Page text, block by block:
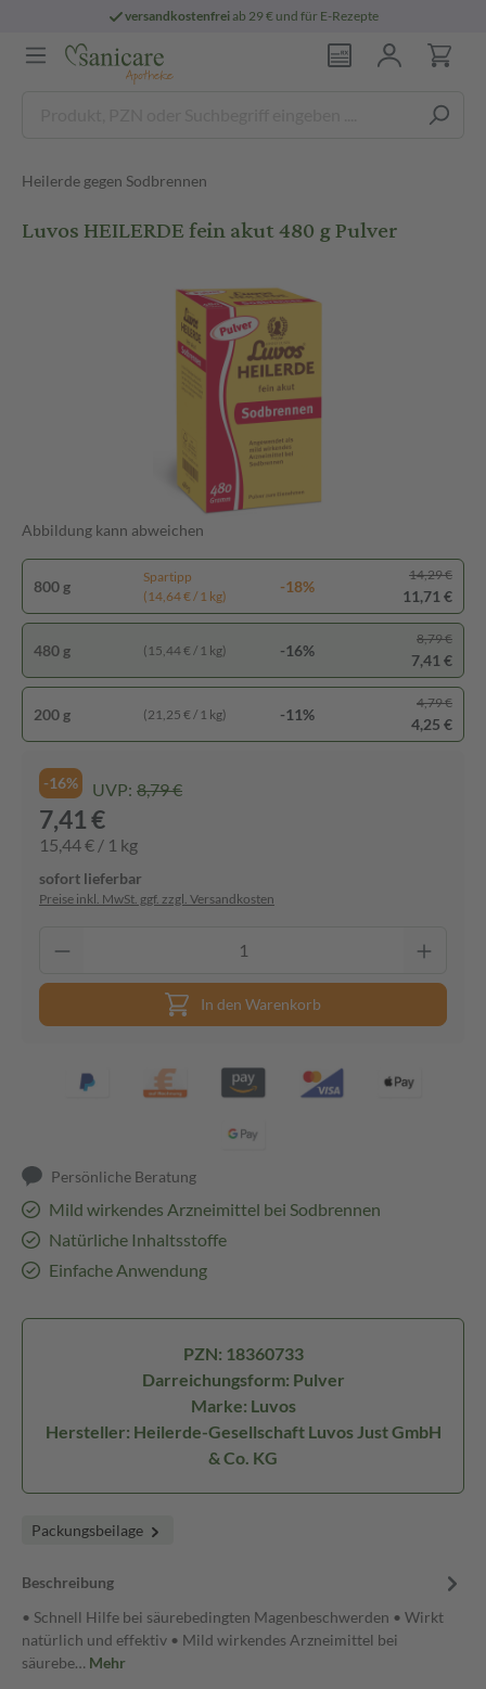
versandkostenfreiab 29 € und für E-Rezepte
Heilerde gegen Sodbrennen
Luvos HEILERDE fein akut 480 g Pulver
Abbildung kann abweichen
800 g
Spartipp
(14,64 € / 1 kg)
-18%
14,29 €
11,71 €
480 g (15,44 € / 1 kg) -16%
8,79 €
7,41 €
200 g (21,25 € / 1 kg) -11%
4,79 €
4,25 €
-16% UVP: 8,79 €
7,41 €
15,44 € / 1 kg
sofort lieferbar
Preise inkl. MwSt. ggf. zzgl. Versandkosten
In den Warenkorb
Persönliche Beratung
Mild wirkendes Arzneimittel bei Sodbrennen
Natürliche Inhaltsstoffe
Einfache Anwendung
PZN: 18360733
Darreichungsform: Pulver
Marke: Luvos
Hersteller: Heilerde-Gesellschaft Luvos Just GmbH
& Co. KG
Packungsbeilage
Beschreibung
• Schnell Hilfe bei säurebedingten Magenbeschwerden • Wirkt
natürlich und effektiv • Mild wirkendes Arzneimittel bei
säurebe… Mehr